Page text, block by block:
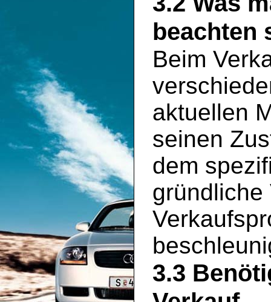
beachten
Beim
aktuellen
seinen
dem
gründliche
3.3